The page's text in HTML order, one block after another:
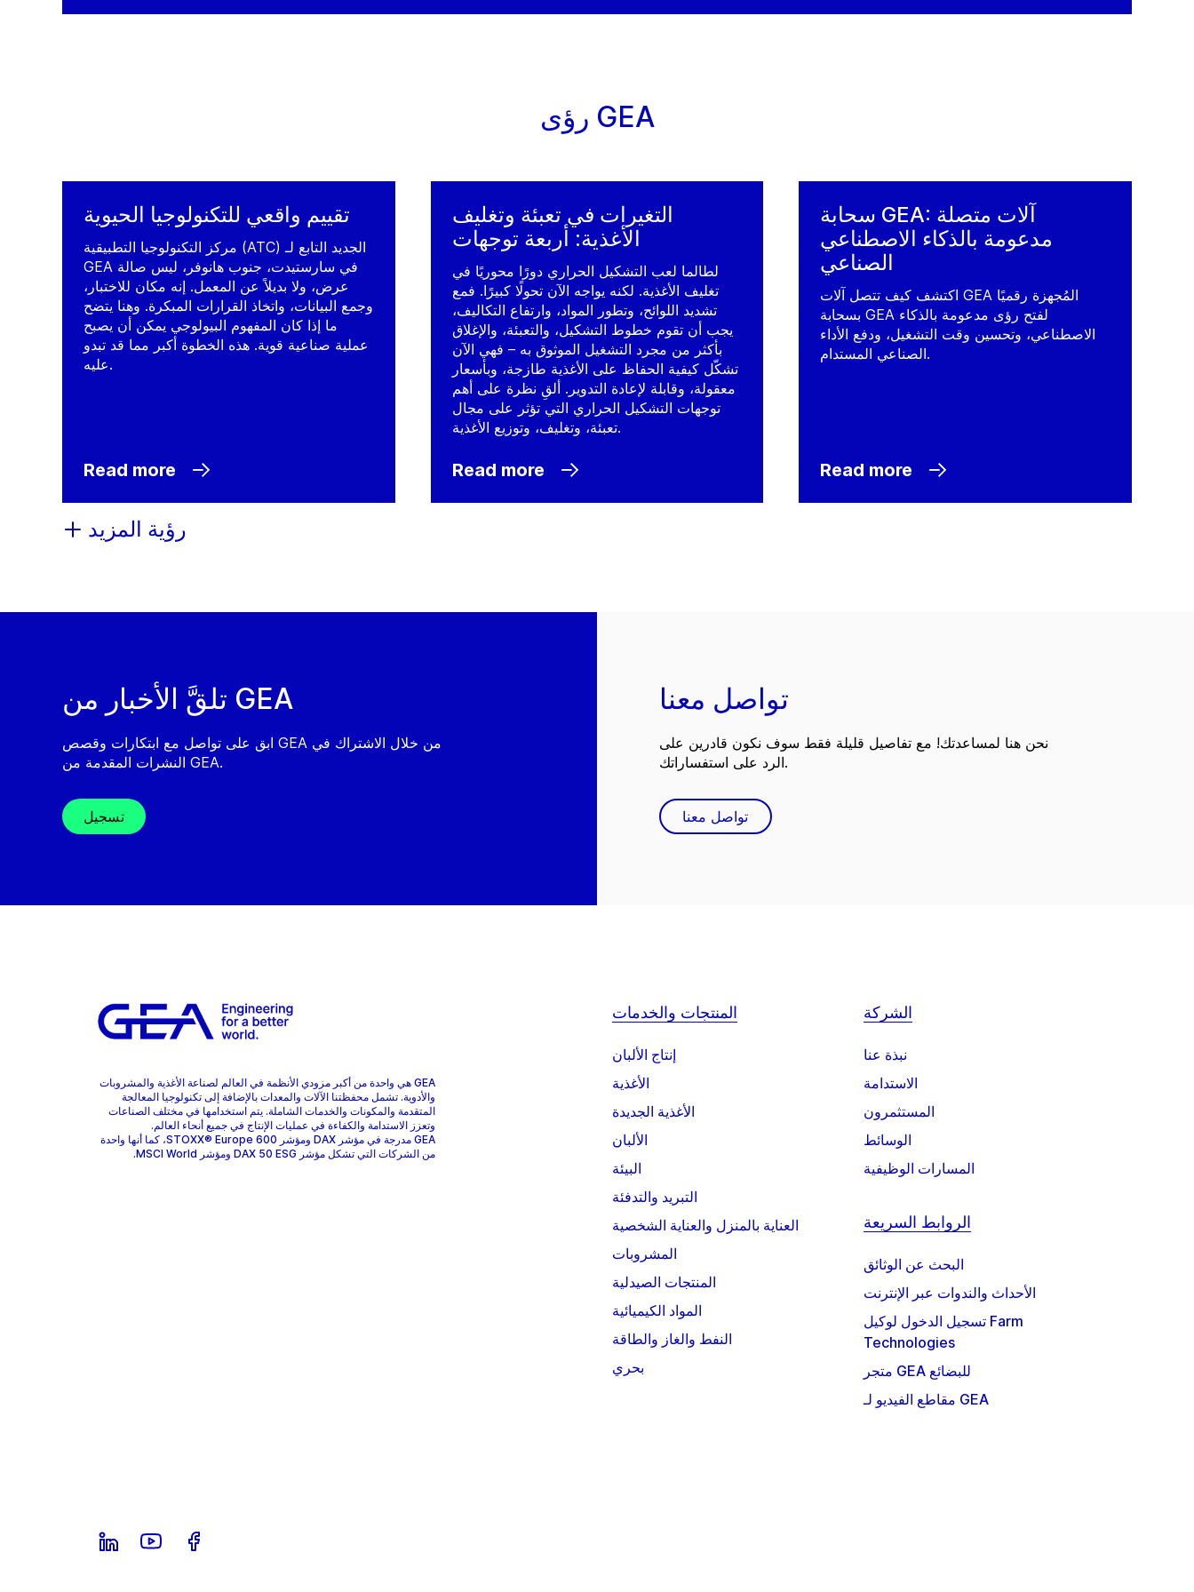
رؤى GEA
تقييم واقعي للتكنولوجيا الحيوية
مركز التكنولوجيا التطبيقية (ATC) الجديد التابع لـ
GEA في سارستيدت، جنوب هانوفر، ليس صالة
عرض، ولا بديلاً عن المعمل. إنه مكان للاختبار،
وجمع البيانات، واتخاذ القرارات المبكرة. وهنا يتضح
ما إذا كان المفهوم البيولوجي يمكن أن يصبح
عملية صناعية قوية. هذه الخطوة أكبر مما قد تبدو
عليه.
Read more
التغيرات في تعبئة وتغليف
الأغذية: أربعة توجهات
لطالما لعب التشكيل الحراري دورًا محوريًا في
تغليف الأغذية. لكنه يواجه الآن تحولًا كبيرًا. فمع
تشديد اللوائح، وتطور المواد، وارتفاع التكاليف،
يجب أن تقوم خطوط التشكيل، والتعبئة، والإغلاق
بأكثر من مجرد التشغيل الموثوق به – فهي الآن
تشكّل كيفية الحفاظ على الأغذية طازجة، وبأسعار
معقولة، وقابلة لإعادة التدوير. ألقِ نظرة على أهم
توجهات التشكيل الحراري التي تؤثر على مجال
تعبئة، وتغليف، وتوزيع الأغذية.
Read more
سحابة GEA: آلات متصلة
مدعومة بالذكاء الاصطناعي
الصناعي
اكتشف كيف تتصل آلات GEA المُجهزة رقميًا
بسحابة GEA لفتح رؤى مدعومة بالذكاء
الاصطناعي، وتحسين وقت التشغيل، ودفع الأداء
الصناعي المستدام.
Read more
رؤية المزيد
تلقَّ الأخبار من GEA
ابق على تواصل مع ابتكارات وقصص GEA من خلال الاشتراك في
النشرات المقدمة من GEA.
تسجيل
تواصل معنا
نحن هنا لمساعدتك! مع تفاصيل قليلة فقط سوف نكون قادرين على
الرد على استفساراتك.
تواصل معنا
GEA هي واحدة من أكبر مزودي الأنظمة في العالم لصناعة الأغذية والمشروبات
والأدوية. تشمل محفظتنا الآلات والمعدات بالإضافة إلى تكنولوجيا المعالجة
المتقدمة والمكونات والخدمات الشاملة. يتم استخدامها في مختلف الصناعات
وتعزز الاستدامة والكفاءة في عمليات الإنتاج في جميع أنحاء العالم.
GEA مدرجة في مؤشر DAX ومؤشر STOXX® Europe 600، كما أنها واحدة
من الشركات التي تشكل مؤشر DAX 50 ESG ومؤشر MSCI World.
المنتجات والخدمات
إنتاج الألبان
الأغذية
الأغذية الجديدة
الألبان
البيئة
التبريد والتدفئة
العناية بالمنزل والعناية الشخصية
المشروبات
المنتجات الصيدلية
المواد الكيميائية
النفط والغاز والطاقة
بحري
الشركة
نبذة عنا
الاستدامة
المستثمرون
الوسائط
المسارات الوظيفية
الروابط السريعة
البحث عن الوثائق
الأحداث والندوات عبر الإنترنت
تسجيل الدخول لوكيل Farm
Technologies
متجر GEA للبضائع
مقاطع الفيديو لـ GEA